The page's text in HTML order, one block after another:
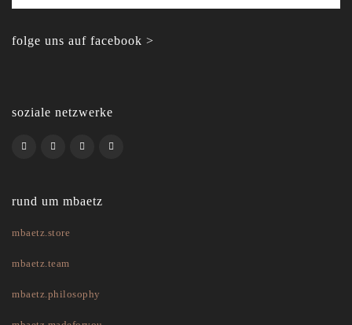
folge uns auf facebook >
soziale netzwerke
rund um mbaetz
mbaetz.store
mbaetz.team
mbaetz.philosophy